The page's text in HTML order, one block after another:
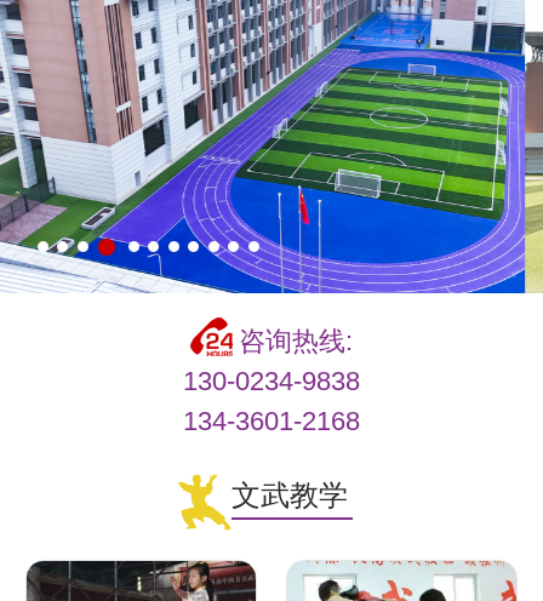
咨询热线:
130-0234-9838
134-3601-2168
文武教学